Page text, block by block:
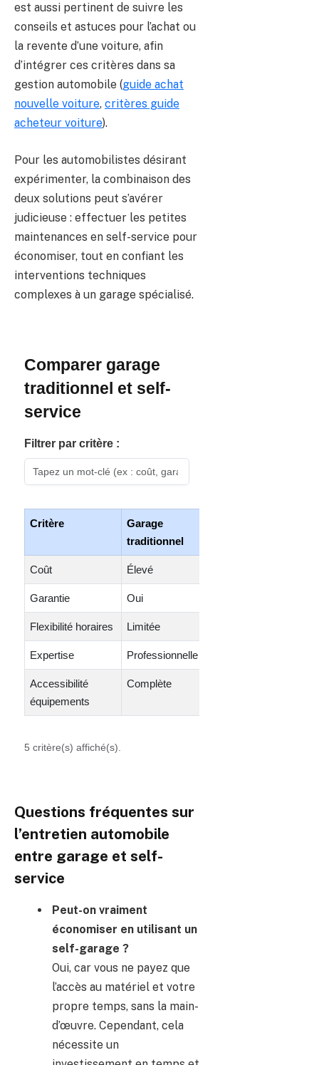
est aussi pertinent de suivre les
conseils et astuces pour l’achat ou
la revente d’une voiture, afin
d’intégrer ces critères dans sa
gestion automobile (guide achat
nouvelle voiture, critères guide
acheteur voiture).
Pour les automobilistes désirant
expérimenter, la combinaison des
deux solutions peut s’avérer
judicieuse : effectuer les petites
maintenances en self-service pour
économiser, tout en confiant les
interventions techniques
complexes à un garage spécialisé.
Comparer garage
traditionnel et self-
service
Filtrer par critère :
Critère
Garage
traditionnel
Coût Élevé
Garantie Oui
Flexibilité horaires Limitée
Expertise Professionnelle
Accessibilité
équipements
Complète
5 critère(s) affiché(s).
Questions fréquentes sur
l’entretien automobile
entre garage et self-
service
Peut-on vraiment
économiser en utilisant un
self-garage ?
Oui, car vous ne payez que
l’accès au matériel et votre
propre temps, sans la main-
d’œuvre. Cependant, cela
nécessite un